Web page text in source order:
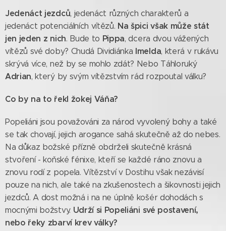
Jedenáct jezdců, jedenáct různých charakterů a
jedenáct potenciálních vítězů. Na špici však může stát
jen jeden z nich. Bude to Pippa, dcera dvou vážených
vítězů své doby? Chudá Dividiánka Imelda, která v rukávu
skrývá více, než by se mohlo zdát? Nebo Táhloruký
Adrian, který by svým vítězstvím rád rozpoutal válku?
Co by na to řekl žokej Váňa?
Popeliáni jsou považováni za národ vyvolený bohy a také
se tak chovají, jejich arogance sahá skutečně až do nebes.
Na důkaz božské přízně obdrželi skutečně krásná
stvoření - koňské fénixe, kteří se každé ráno znovu a
znovu rodí z popela. Vítězství v Dostihu však nezávisí
pouze na nich, ale také na zkušenostech a šikovnosti jejich
jezdců. A dost možná i na ne úplně košér dohodách s
mocnými božstvy. Udrží si Popeliáni své postavení,
nebo řeky zbarví krev války?